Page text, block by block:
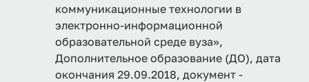
коммуникационные технологии в
электронно-информационной
образовательной среде вуза»,
Дополнительное образование (ДО), дата
окончания 29.09.2018, документ -